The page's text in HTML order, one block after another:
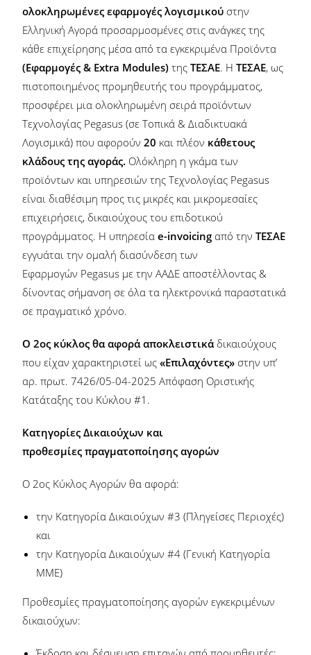
ολοκληρωμένες εφαρμογές λογισμικού στην
Ελληνική Αγορά προσαρμοσμένες στις ανάγκες της
κάθε επιχείρησης μέσα από τα εγκεκριμένα Προϊόντα
(Εφαρμογές & Extra Modules) τηςΤΕΣΑΕ. ΗΤΕΣΑΕ, ως
πιστοποιημένος προμηθευτής του προγράμματος,
προσφέρει μια ολοκληρωμένη σειρά προϊόντων
Τεχνολογίας Pegasus (σε Τοπικά & Διαδικτυακά
Λογισμικά) που αφορούν20 και πλέον κάθετους
κλάδους της αγοράς. Ολόκληρη η γκάμα των
προϊόντων και υπηρεσιών της Τεχνολογίας Pegasus
είναι διαθέσιμη προς τις μικρές και μικρομεσαίες
επιχειρήσεις, δικαιούχους του επιδοτικού
προγράμματος. Η υπηρεσίαe-invoicing από τηνΤΕΣΑΕ
εγγυάται την ομαλή διασύνδεση των
Εφαρμογών Pegasus με την ΑΑΔΕ αποστέλλοντας &
δίνοντας σήμανση σε όλα τα ηλεκτρονικά παραστατικά
σε πραγματικό χρόνο.
Ο 2ος κύκλος θα αφορά αποκλειστικάδικαιούχους
που είχαν χαρακτηριστεί ως«Επιλαχόντες» στην υπ’
αρ. πρωτ. 7426/05-04-2025 Απόφαση Οριστικής
Κατάταξης του Κύκλου #1.
Κατηγορίες Δικαιούχων και
προθεσμίες πραγματοποίησης αγορών
Ο 2ος Κύκλος Αγορών θα αφορά:
την Κατηγορία Δικαιούχων #3 (Πληγείσες Περιοχές)
και
την Κατηγορία Δικαιούχων #4 (Γενική Κατηγορία
ΜΜΕ)
Προθεσμίες πραγματοποίησης αγορών εγκεκριμένων
δικαιούχων: